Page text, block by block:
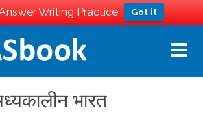
Writing Practice Got it
भारत